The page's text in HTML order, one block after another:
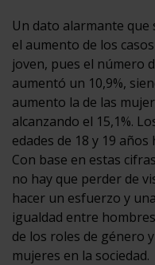
Un dato alarmante que
el aumento de los
joven, pues el número
aumentó un 10,9%,
aumento la de las
alcanzando el 15,1%.
edades de 18 y 19
Con base en estas
no hay que perder de
hacer un esfuerzo y
igualdad entre
de los roles de género
mujeres en la sociedad.